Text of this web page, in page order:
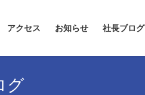
アクセス お知らせ 社長ブログ
グ